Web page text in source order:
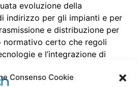
Consenso Cookie
evoluzione della
indirizzo per gli impianti e per
e distribuzione per
normativo certo che regoli
e l’integrazione di
condivisi tra le diverse società